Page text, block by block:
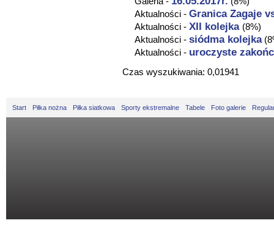
Aktualności - Granica Zagaje
Aktualności - XII kolejka (8%)
Aktualności - siódma kolejka
Aktualności - uroczyste
Czas wyszukiwania: 0,01941
Start Piłka nożna Piłka siatkowa Sporty ekstremalne Tabele Foto galerie